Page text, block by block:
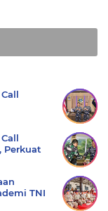
Perkuat
TNI